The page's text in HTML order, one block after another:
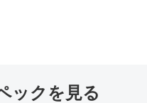
ックを見る